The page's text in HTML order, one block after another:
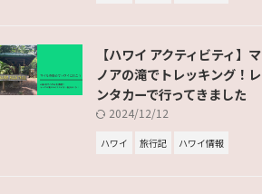
【ハワイ アクティビティ】マ
ノアの滝でトレッキング！レ
ンタカーで行ってきました
2024/12/12
ハワイ 旅行記 ハワイ情報